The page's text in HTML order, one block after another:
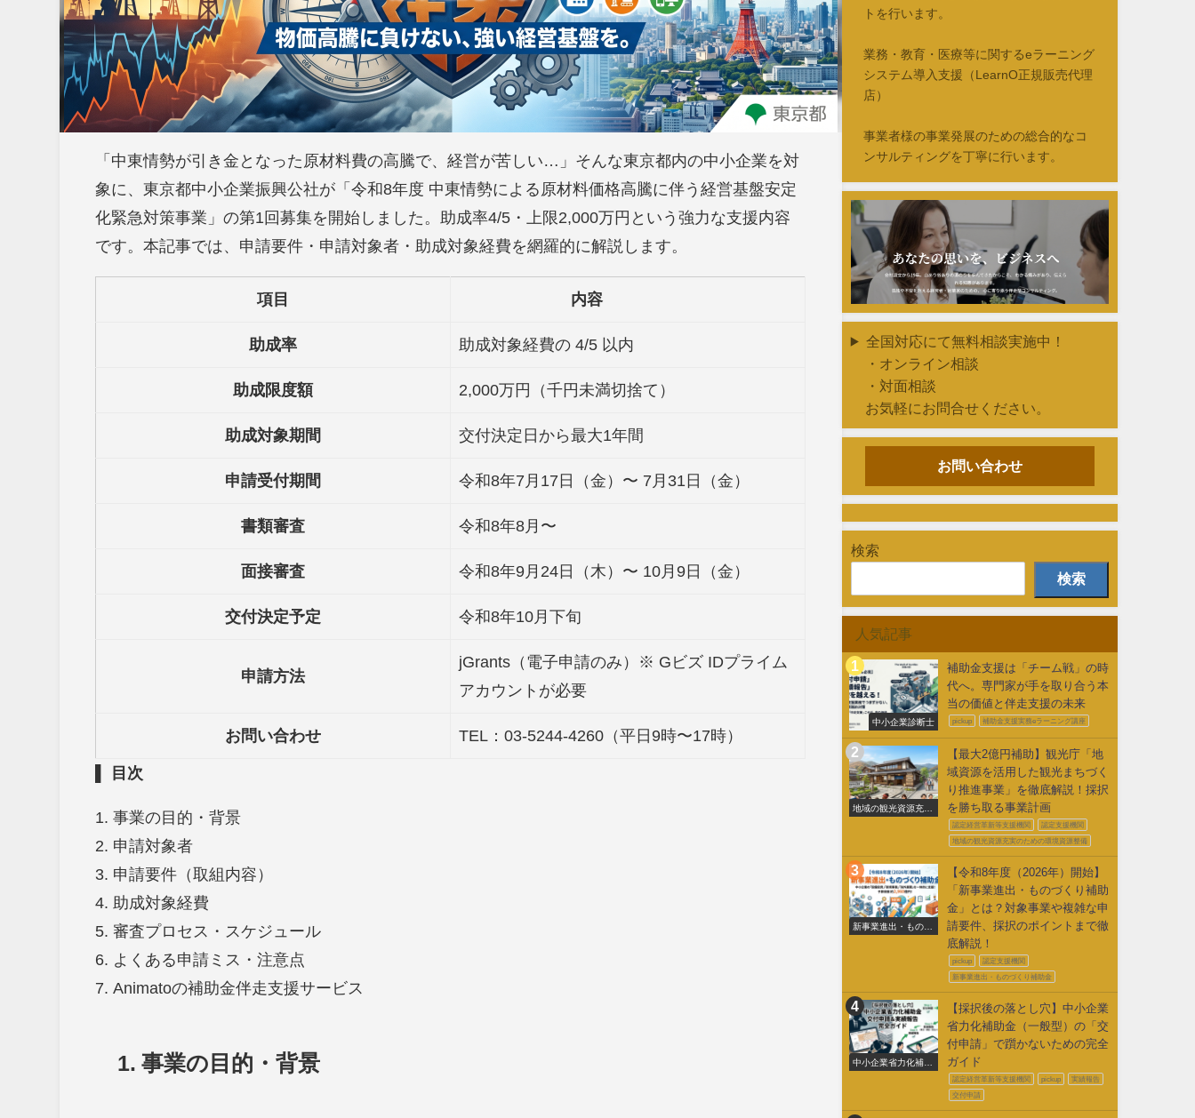
「中東情勢が引き金となった原材料費の高騰で、経営が苦しい…」そんな東京都内の中小企業を対
象に、東京都中小企業振興公社が「令和8年度 中東情勢による原材料価格高騰に伴う経営基盤安定
化緊急対策事業」の第1回募集を開始しました。助成率4/5・上限2,000万円という強力な支援内容
です。本記事では、申請要件・申請対象者・助成対象経費を網羅的に解説します。
項目 内容
助成率 助成対象経費の 4/5 以内
助成限度額 2,000万円（千円未満切捨て）
助成対象期間 交付決定日から最大1年間
申請受付期間 令和8年7月17日（金）〜 7月31日（金）
書類審査 令和8年8月〜
面接審査 令和8年9月24日（木）〜 10月9日（金）
交付決定予定 令和8年10月下旬
申請方法
jGrants（電子申請のみ）※ Gビズ IDプライム
アカウントが必要
お問い合わせ TEL：03-5244-4260（平日9時〜17時）
目次
1. 事業の目的・背景
2. 申請対象者
3. 申請要件（取組内容）
4. 助成対象経費
5. 審査プロセス・スケジュール
6. よくある申請ミス・注意点
7. Animatoの補助金伴走支援サービス
1.事業の目的・背景
トを行います。
業務・教育・医療等に関するeラーニング
システム導入支援（LearnO正規販売代理
店）
事業者様の事業発展のための総合的なコ
ンサルティングを丁寧に行います。
全国対応にて無料相談実施中！
・オンライン相談
・対面相談
お気軽にお問合せください。
お問い合わせ
検索
検索
人気記事
中小企業診断士
補助金支援は「チーム戦」の時
代へ。専門家が手を取り合う本
当の価値と伴走支援の未来
pickup 補助金支援実務eラーニング講座
地域の観光資源充実
【最大2億円補助】観光庁「地
域資源を活用した観光まちづく
り推進事業」を徹底解説！採択
を勝ち取る事業計画
認定経営革新等支援機関 認定支援機関
地域の観光資源充実のための環境資源整備
新事業進出・ものづ
【令和8年度（2026年）開始】
「新事業進出・ものづくり補助
金」とは？対象事業や複雑な申
請要件、採択のポイントまで徹
底解説！
pickup 認定支援機関
新事業進出・ものづくり補助金
中小企業省力化補助
【採択後の落とし穴】中小企業
省力化補助金（一般型）の「交
付申請」で躓かないための完全
ガイド
認定経営革新等支援機関 pickup 実績報告
交付申請